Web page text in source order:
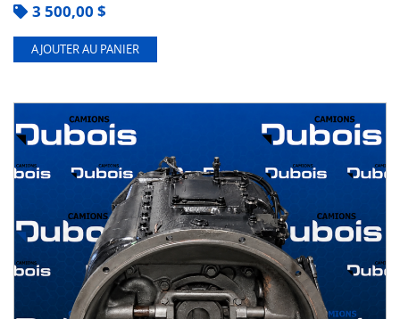
3 500,00 $
AJOUTER AU PANIER